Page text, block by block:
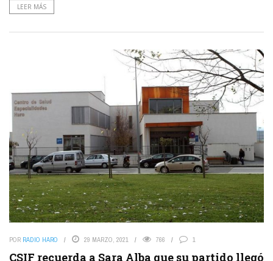
LEER MÁS
POR RADIO HARO 29 MARZO, 2021 766 1
CSIF recuerda a Sara Alba que su partido llegó